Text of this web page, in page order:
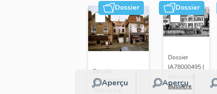
Dossier
Aperçu
Dossier
IA78000985 |
Dossier
Aperçu
Dossier
IA78000495 |
Bussière